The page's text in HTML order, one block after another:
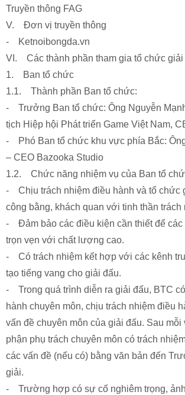
Truyền thông FAG
V. Đơn vị truyền thông
- Ketnoibongda.vn
VI. Các thành phần tham gia tổ chức giải
1. Ban tổ chức
1.1. Thành phần Ban tổ chức:
- Trưởng Ban tổ chức: Ông Nguyễn
tịch Hiệp hội Phát triển Game Việt Nam,
- Phó Ban tổ chức khu vực phía Bắc:
– CEO Bazooka Studio
1.2. Chức năng nhiệm vụ của Ban tổ
- Chịu trách nhiệm điều hành và tổ chức
công bằng, khách quan với tinh thần trách
- Đảm bảo các điều kiện cần thiết để các
trọn vẹn với chất lượng cao.
- Có trách nhiệm kết hợp với các kênh
tạo tiếng vang cho giải đấu.
- Trong quá trình diễn ra giải đấu, BTC
hành chuyên môn, chịu trách nhiệm điều
vấn đề chuyên môn của giải đấu. Sau mỗi
phận phụ trách chuyên môn có trách
các vấn đề (nếu có) bằng văn bản đến
giải.
- Trường hợp có sự cố nghiêm trọng,